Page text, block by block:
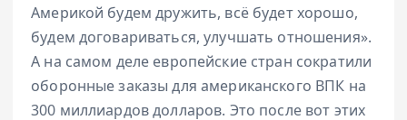
Америкой будем дружить, всё будет хорошо,
будем договариваться, улучшать отношения».
А на самом деле европейские стран сократили
оборонные заказы для американского ВПК на
300 миллиардов долларов. Это после вот этих